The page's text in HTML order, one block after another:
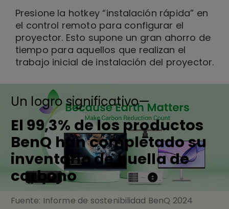
Presione la hotkey “instalación rápida” en
el control remoto para configurar el
proyector. Esto supone un gran ahorro de
tiempo para aquellos que realizan el
trabajo inicial de instalación del proyector.
Un logro significativo—
El 99,3% de los productos
BenQ han completado su
inventario de huella de
carbono
Fuente: Informe de sostenibilidad BenQ 2024